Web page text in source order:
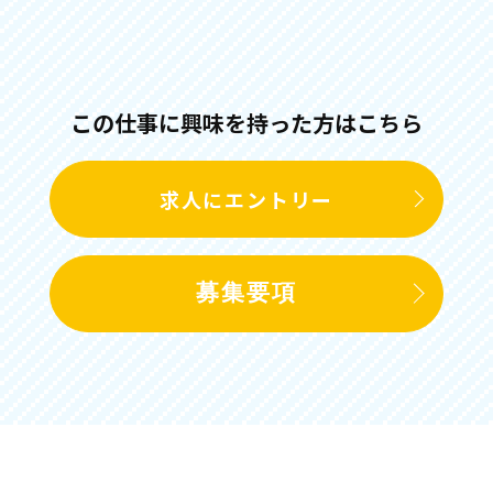
この仕事に興味を持った方はこちら
求人にエントリー
募集要項